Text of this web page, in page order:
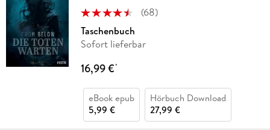
(68)
Taschenbuch
Sofort lieferbar
16,99 €*
eBook epub
5,99 €
Hörbuch Download
27,99 €